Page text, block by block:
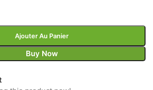
Ajouter Au Panier
Buy Now